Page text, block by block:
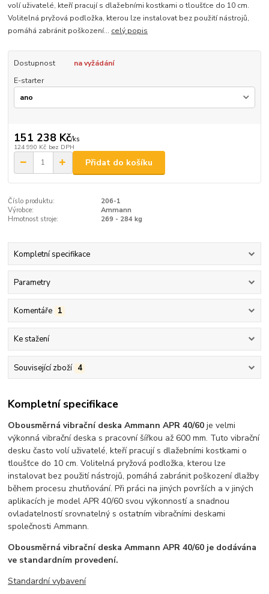
volí uživatelé, kteří pracují s dlažebními kostkami o tloušťce do 10 cm.
Volitelná pryžová podložka, kterou lze instalovat bez použití nástrojů,
pomáhá zabránit poškození... celý popis
Dostupnost
na vyžádání
E-starter
151 238 Kč/ks
124 990 Kč bez DPH
Přidat do košíku
Číslo produktu:
206-1
Výrobce:
Ammann
Hmotnost stroje:
269 - 284 kg
Kompletní specifikace
Parametry
Komentáře 1
Ke stažení
Související zboží 4
Kompletní specifikace
Obousměrná vibrační deska Ammann APR 40/60 je velmi
výkonná vibrační deska s pracovní šířkou až 600 mm. Tuto vibrační
desku často volí uživatelé, kteří pracují s dlažebními kostkami o
tloušťce do 10 cm. Volitelná pryžová podložka, kterou lze
instalovat bez použití nástrojů, pomáhá zabránit poškození dlažby
během procesu zhutňování. Při práci na jiných površích a v jiných
aplikacích je model APR 40/60 svou výkonností a snadnou
ovladatelností srovnatelný s ostatním vibračními deskami
společnosti Ammann.
Obousměrná vibrační deska Ammann APR 40/60 je dodávána
ve standardním provedení.
Standardní vybavení